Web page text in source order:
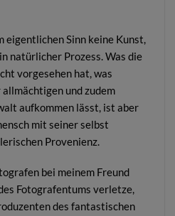
eigentlichen Sinn keine Kunst,
natürlicher Prozess. Was die
vorgesehen hat, was
und zudem
aufkommen lässt, ist aber
mit seiner selbst
Provenienz.
bei meinem Freund
Fotografentums verletze,
des fantastischen